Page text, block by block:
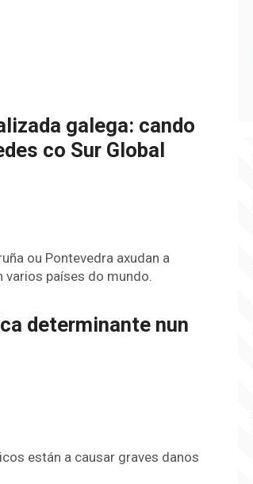
galega: cando
co Sur Global
ou Pontevedra axudan a
varios países do mundo.
determinante nun
están a causar graves danos